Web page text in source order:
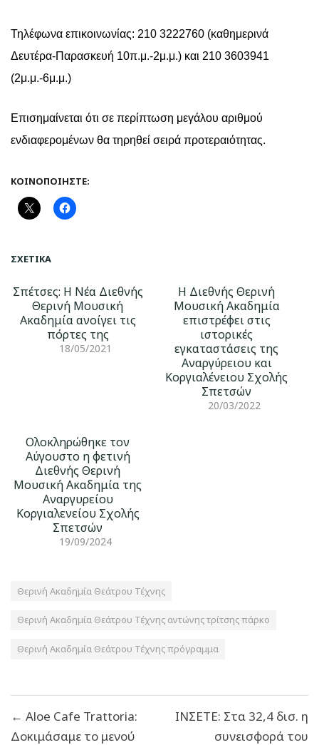
Τηλέφωνα επικοινωνίας: 210 3222760 (καθημερινά
Δευτέρα-Παρασκευή 10π.μ.-2μ.μ.) και 210 3603941
(2μ.μ.-6μ.μ.)
Επισημαίνεται ότι σε περίπτωση μεγάλου αριθμού
ενδιαφερομένων θα τηρηθεί σειρά προτεραιότητας.
ΚΟΙΝΟΠΟΙΉΣΤΕ:
ΣΧΕΤΙΚΆ
Σπέτσες: Η Νέα Διεθνής
Θερινή Μουσική
Ακαδημία ανοίγει τις
πόρτες της
18/05/2021
Η Διεθνής Θερινή
Μουσική Ακαδημία
επιστρέφει στις
ιστορικές
εγκαταστάσεις της
Αναργύρειου και
Κοργιαλένειου Σχολής
Σπετσών
20/03/2022
Ολοκληρώθηκε τον
Αύγουστο η φετινή
Διεθνής Θερινή
Μουσική Ακαδημία της
Αναργυρείου
Κοργιαλενείου Σχολής
Σπετσών
19/09/2024
Θερινή Ακαδημία Θεάτρου Τέχνης
Θερινή Ακαδημία Θεάτρου Τέχνης αντώνης τρίτσης πάρκο
Θερινή Ακαδημία Θεάτρου Τέχνης πρόγραμμα
άρθρων
← Aloe Cafe Trattoria:
Δοκιμάσαμε το μενού
ΙΝΣΕΤΕ: Στα 32,4 δισ. η
συνεισφορά του